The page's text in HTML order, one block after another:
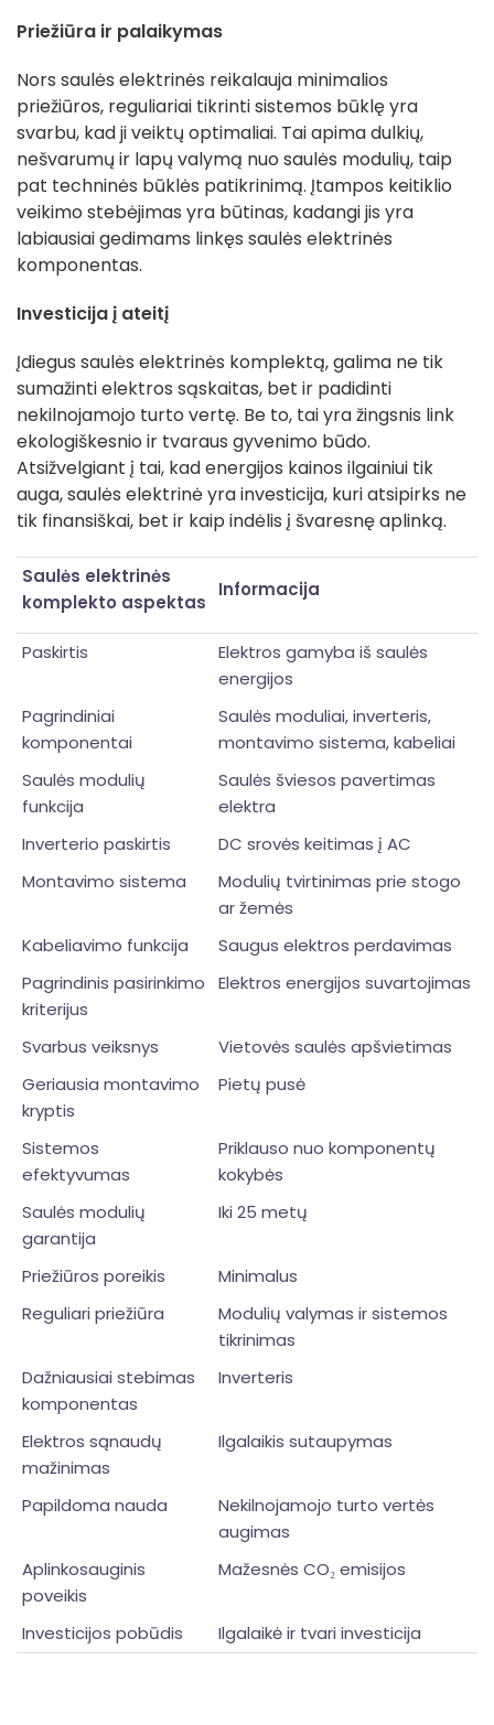
Priežiūra ir palaikymas
Nors saulės elektrinės reikalauja minimalios
priežiūros, reguliariai tikrinti sistemos būklę yra
svarbu, kad ji veiktų optimaliai. Tai apima dulkių,
nešvarumų ir lapų valymą nuo saulės modulių, taip
pat techninės būklės patikrinimą. Įtampos keitiklio
veikimo stebėjimas yra būtinas, kadangi jis yra
labiausiai gedimams linkęs saulės elektrinės
komponentas.
Investicija į ateitį
Įdiegus saulės elektrinės komplektą, galima ne tik
sumažinti elektros sąskaitas, bet ir padidinti
nekilnojamojo turto vertę. Be to, tai yra žingsnis link
ekologiškesnio ir tvaraus gyvenimo būdo.
Atsižvelgiant į tai, kad energijos kainos ilgainiui tik
auga, saulės elektrinė yra investicija, kuri atsipirks ne
tik finansiškai, bet ir kaip indėlis į švaresnę aplinką.
Saulės elektrinės
komplekto aspektas
Informacija
Paskirtis
Elektros gamyba iš saulės
energijos
Pagrindiniai
komponentai
Saulės moduliai, inverteris,
montavimo sistema, kabeliai
Saulės modulių
funkcija
Saulės šviesos pavertimas
elektra
Inverterio paskirtis
DC srovės keitimas į AC
Montavimo sistema
Modulių tvirtinimas prie stogo
ar žemės
Kabeliavimo funkcija
Saugus elektros perdavimas
Pagrindinis pasirinkimo
kriterijus
Elektros energijos suvartojimas
Svarbus veiksnys
Vietovės saulės apšvietimas
Geriausia montavimo
kryptis
Pietų pusė
Sistemos
efektyvumas
Priklauso nuo komponentų
kokybės
Saulės modulių
garantija
Iki 25 metų
Priežiūros poreikis
Minimalus
Reguliari priežiūra
Modulių valymas ir sistemos
tikrinimas
Dažniausiai stebimas
komponentas
Inverteris
Elektros sąnaudų
mažinimas
Ilgalaikis sutaupymas
Papildoma nauda
Nekilnojamojo turto vertės
augimas
Aplinkosauginis
poveikis
Mažesnės CO₂ emisijos
Investicijos pobūdis Ilgalaikė ir tvari investicija